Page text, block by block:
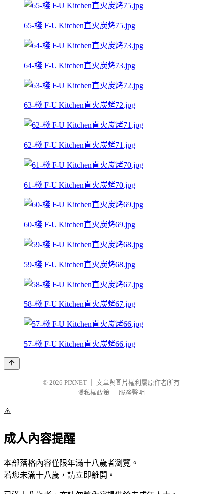
65-棧 F-U Kitchen直火炭烤75.jpg
64-棧 F-U Kitchen直火炭烤73.jpg
63-棧 F-U Kitchen直火炭烤72.jpg
62-棧 F-U Kitchen直火炭烤71.jpg
61-棧 F-U Kitchen直火炭烤70.jpg
60-棧 F-U Kitchen直火炭烤69.jpg
59-棧 F-U Kitchen直火炭烤68.jpg
58-棧 F-U Kitchen直火炭烤67.jpg
57-棧 F-U Kitchen直火炭烤66.jpg
© 2026 PIXNET
文章與圖片權利屬原作者所有
隱私權政策
服務聲明
⚠️
成人內容提醒
本部落格內容僅限年滿十八歲者瀏覽。
若您未滿十八歲，請立即離開。